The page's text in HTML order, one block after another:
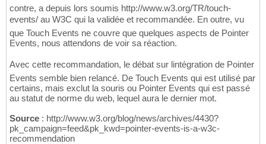
contre, a depuis lors soumis http://www.w3.org/TR/touch-
events/ au W3C qui la validée et recommandée. En outre, vu
que Touch Events ne couvre que quelques aspects de Pointer
Events, nous attendons de voir sa réaction.
Avec cette recommandation, le débat sur lintégration de Pointer
Events semble bien relancé. De Touch Events qui est utilisé par
certains, mais exclut la souris ou Pointer Events qui est passé
au statut de norme du web, lequel aura le dernier mot.
Source : http://www.w3.org/blog/news/archives/4430?
pk_campaign=feed&pk_kwd=pointer-events-is-a-w3c-
recommendation